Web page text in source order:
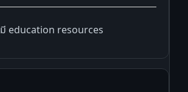
มี education resources